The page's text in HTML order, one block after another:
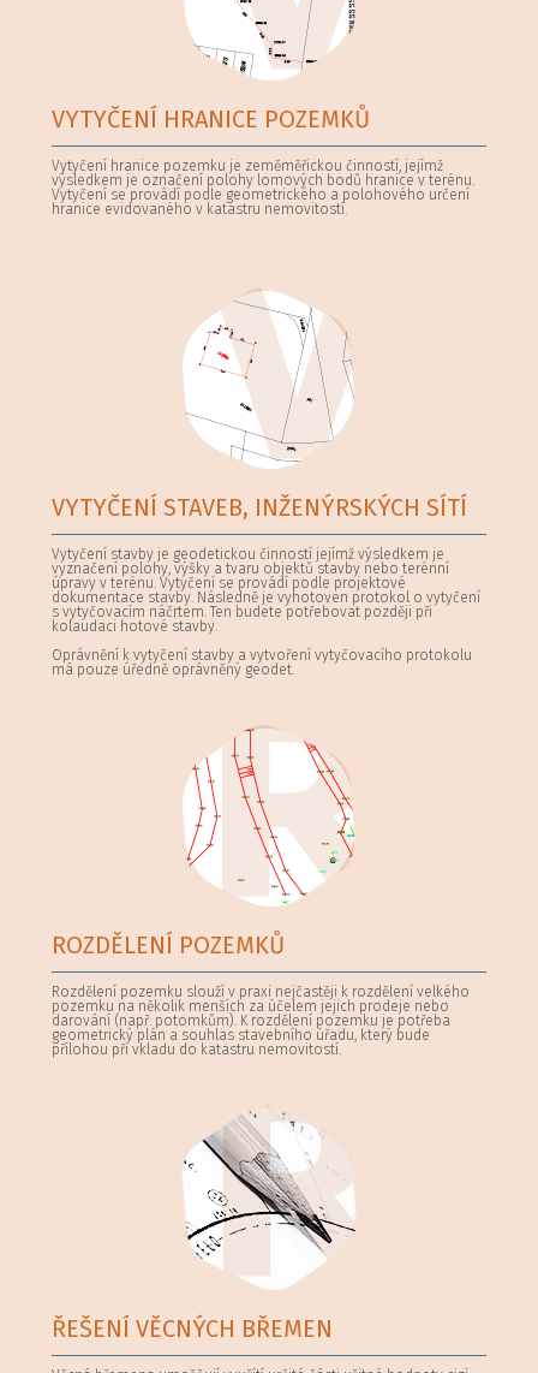
VYTYČENÍ HRANICE POZEMKŮ
Vytyčení hranice pozemku je zeměměřickou činností, jejímž
výsledkem je označení polohy lomových bodů hranice v terénu.
Vytyčení se provádí podle geometrického a polohového určení
hranice evidovaného v katastru nemovitostí.
VYTYČENÍ STAVEB, INŽENÝRSKÝCH SÍTÍ
Vytyčení stavby je geodetickou činností jejímž výsledkem je
vyznačení polohy, výšky a tvaru objektů stavby nebo terénní
úpravy v terénu. Vytyčení se provádí podle projektové
dokumentace stavby. Následně je vyhotoven protokol o vytyčení
s vytyčovacím náčrtem. Ten budete potřebovat později při
kolaudaci hotové stavby.
Oprávnění k vytyčení stavby a vytvoření vytyčovacího protokolu
má pouze úředně oprávněný geodet.
ROZDĚLENÍ POZEMKŮ
Rozdělení pozemku slouží v praxi nejčastěji k rozdělení velkého
pozemku na několik menších za účelem jejich prodeje nebo
darování (např. potomkům). K rozdělení pozemku je potřeba
geometrický plán a souhlas stavebního úřadu, který bude
přílohou při vkladu do katastru nemovitostí.
ŘEŠENÍ VĚCNÝCH BŘEMEN